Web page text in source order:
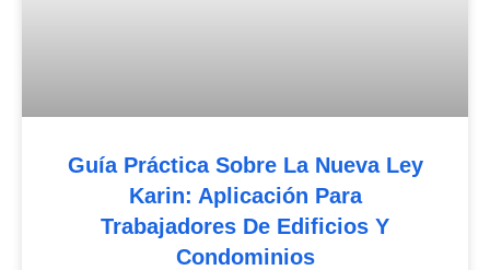
Guía Práctica Sobre La Nueva Ley
Karin: Aplicación Para
Trabajadores De Edificios Y
Condominios